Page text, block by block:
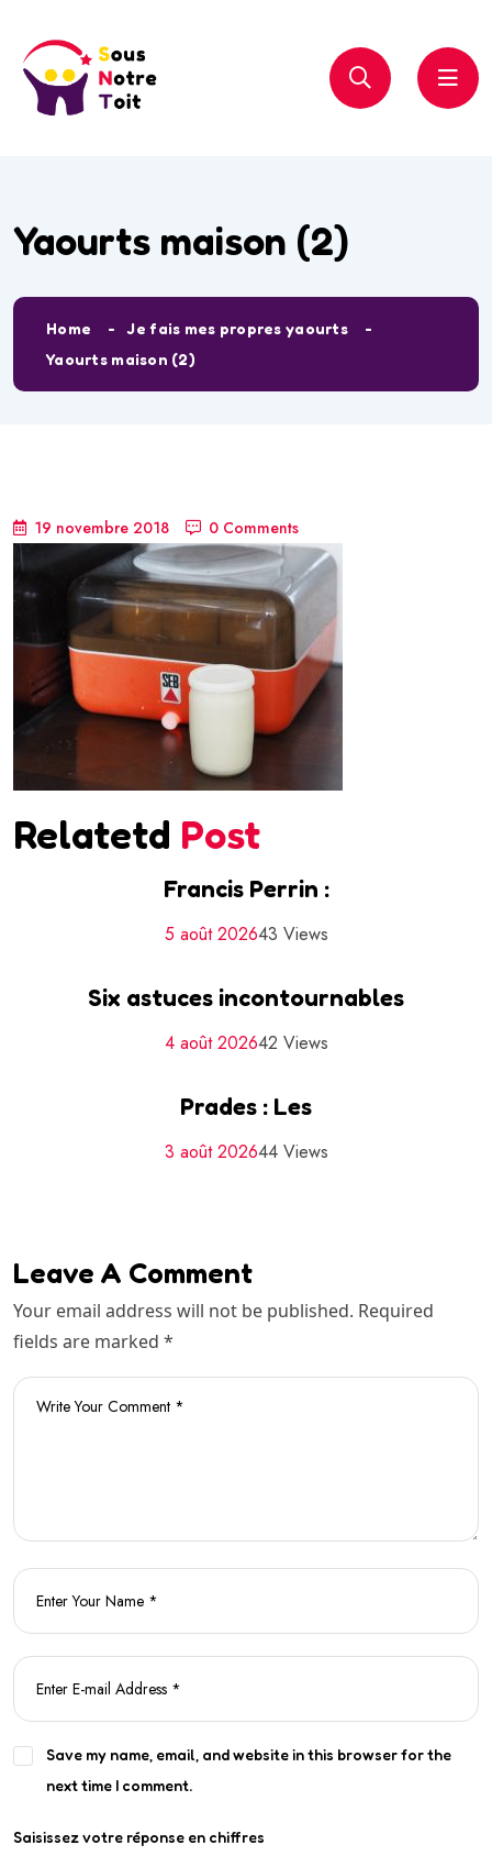
Yaourts maison (2)
Home
Je fais mes propres yaourts
Yaourts maison (2)
19 novembre 2018 0 Comments
Relatetd Post
Francis Perrin :
5 août 202643 Views
Six astuces incontournables
4 août 202642 Views
Prades : Les
3 août 202644 Views
Leave A Comment
Your email address will not be published. Required
fields are marked *
Save my name, email, and website in this browser for the
next time I comment.
Saisissez votre réponse en chiffres